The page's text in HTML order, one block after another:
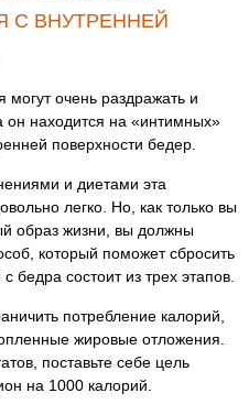
ВНУТРЕННЕЙ
очень раздражать и
он находится на «интимных»
поверхности бедер.
и диетами эта
легко. Но, как только вы
образ жизни, вы должны
который поможет сбросить
бедра состоит из трех этапов.
потребление калорий,
жировые отложения.
поставьте себе цель
на 1000 калорий.